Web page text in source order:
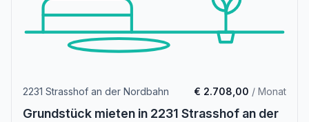
2231 Strasshof an der Nordbahn € 2.708,00 / Monat
Grundstück mieten in 2231 Strasshof an der